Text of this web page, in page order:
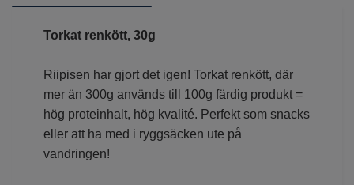
Torkat renkött, 30g
Riipisen har gjort det igen! Torkat renkött, där
mer än 300g används till 100g färdig produkt =
hög proteinhalt, hög kvalité. Perfekt som snacks
eller att ha med i ryggsäcken ute på
vandringen!